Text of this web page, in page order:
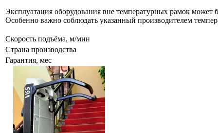
Эксплуатация оборудования вне температурных рамок
Особенно важно соблюдать указанный производителем
Скорость подъёма, м/мин
Страна производства
Гарантия, мес